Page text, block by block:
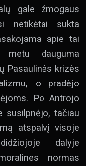
gale žmogaus
netikėtai sukta
apie tai
metu dauguma
Pasaulinės krizės
o pradėjo
Po Antrojo
susilpnėjo, tačiau
atspalvį visoje
dalyje
normas